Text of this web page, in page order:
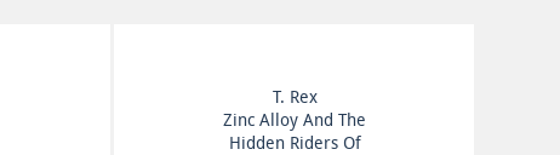
T. Rex
Zinc Alloy And The
Hidden Riders Of